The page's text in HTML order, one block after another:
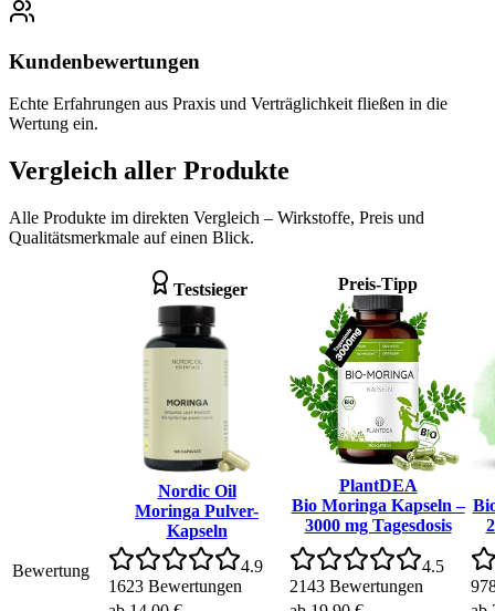
Kundenbewertungen
Echte Erfahrungen aus Praxis und Verträglichkeit fließen in die
Wertung ein.
Vergleich aller Produkte
Alle Produkte im direkten Vergleich – Wirkstoffe, Preis und
Qualitätsmerkmale auf einen Blick.
Testsieger
Nordic Oil
Moringa Pulver-
Kapseln
Preis-Tipp
PlantDEA
Bio Moringa Kapseln –
3000 mg Tagesdosis
Bewertung
4.9
1623 Bewertungen
4.5
2143 Bewertungen